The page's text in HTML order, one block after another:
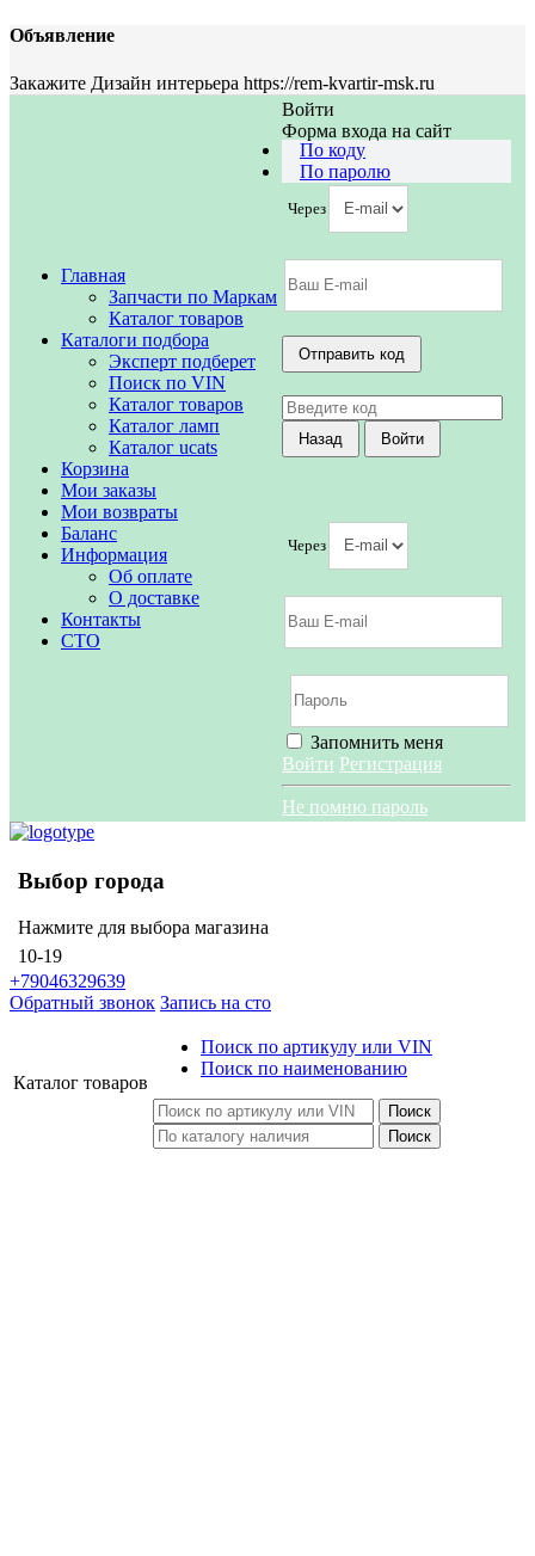
Объявление
Закажите Дизайн интерьера https://rem-kvartir-msk.ru
Главная
Запчасти по Маркам
Каталог товаров
Каталоги подбора
Эксперт подберет
Поиск по VIN
Каталог товаров
Каталог ламп
Каталог ucats
Корзина
Мои заказы
Мои возвраты
Баланс
Информация
Об оплате
О доставке
Контакты
СТО
Войти
Форма входа на сайт
По коду
По паролю
Через
Через
Запомнить меня
Войти Регистрация
Не помню пароль
Выбор города
Нажмите для выбора магазина
10-19
+79046329639
Обратный звонок Запись на сто
Каталог товаров
Поиск по артикулу или VIN
Поиск по наименованию
Поиск
Поиск